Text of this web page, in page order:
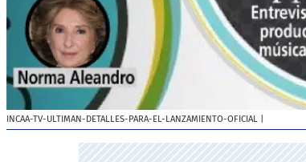
INCAA-TV-ULTIMAN-DETALLES-PARA-EL-LANZAMIENTO-OFICIAL